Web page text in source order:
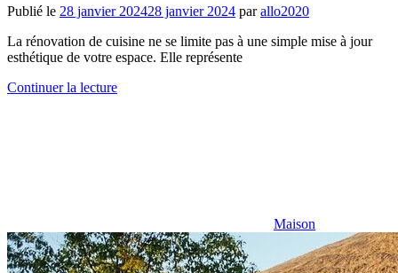
Publié le 28 janvier 202428 janvier 2024 parallo2020
La rénovation de cuisine ne se limite pas à une simple mise à jour
esthétique de votre espace. Elle représente
Continuer la lecture
Maison